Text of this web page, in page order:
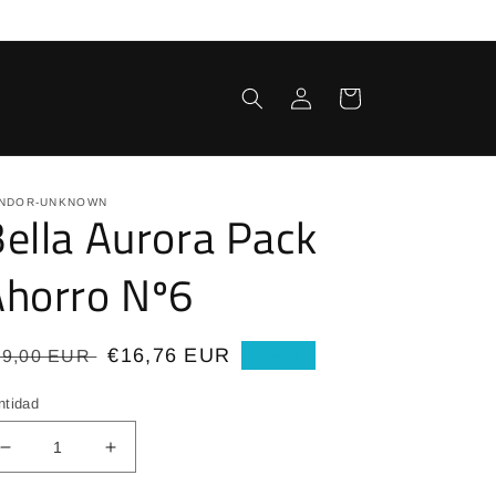
sesión
Carrito
UNKNOWN
Aurora Pack
Nº6
EUR Precio
oferta
€16,76 EUR
Reducir
cantidad
Aumentar
cantidad